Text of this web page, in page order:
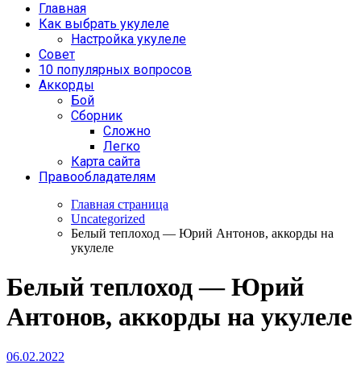
Главная
Как выбрать укулеле
Настройка укулеле
Совет
10 популярных вопросов
Аккорды
Бой
Сборник
Сложно
Легко
Карта сайта
Правообладателям
Главная страница
Uncategorized
Белый теплоход — Юрий Антонов, аккорды на
укулеле
Белый теплоход — Юрий
Антонов, аккорды на укулеле
06.02.2022